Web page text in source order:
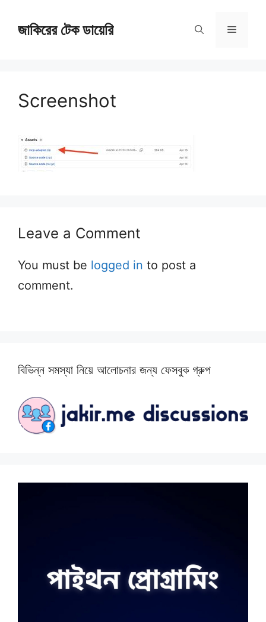
জাকিরের টেক ডায়েরি Menu
Screenshot
Leave a Comment
You must be logged in to post a
comment.
বিভিন্ন সমস্যা নিয়ে আলোচনার জন্য ফেসবুক গ্রুপ